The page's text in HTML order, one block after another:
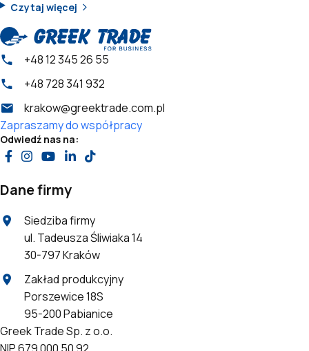
Czytaj więcej
+48 12 345 26 55
+48 728 341 932
krakow@greektrade.com.pl
Zapraszamy do współpracy
Odwiedź nas na:
Dane firmy
Siedziba firmy
ul. Tadeusza Śliwiaka 14
30-797 Kraków
Zakład produkcyjny
Porszewice 18S
95-200 Pabianice
Greek Trade Sp. z o.o.